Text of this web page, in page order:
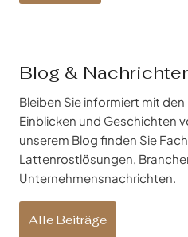
Blog &
Bleiben Sie informiert mit
Einblicken und Geschichten
unserem Blog finden Sie
Lattenrostlösungen,
Unternehmensnachrichten.
Alle Beiträge